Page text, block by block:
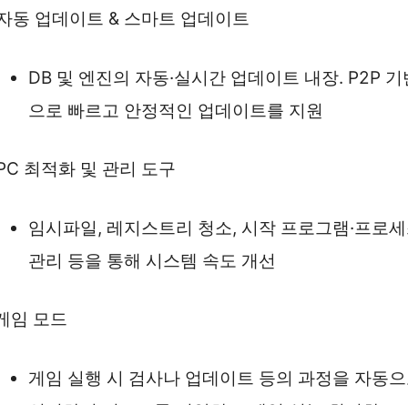
동 업데이트 & 스마트 업데이트
DB 및 엔진의 자동·실시간 업데이트 내장. P2P 기
으로 빠르고 안정적인 업데이트를 지원
최적화 및 관리 도구
임시파일, 레지스트리 청소, 시작 프로그램·프로
관리 등을 통해 시스템 속도 개선
임 모드
게임 실행 시 검사나 업데이트 등의 과정을 자동으